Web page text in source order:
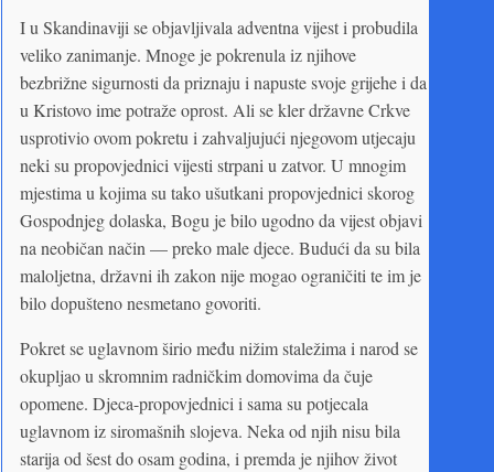
I u Skandinaviji se objavljivala adventna vijest i probudila
veliko zanimanje. Mnoge je pokrenula iz njihove
bezbrižne sigurnosti da priznaju i napuste svoje grijehe i da
u Kristovo ime potraže oprost. Ali se kler državne Crkve
usprotivio ovom pokretu i zahvaljujući njegovom utjecaju
neki su propovjednici vijesti strpani u zatvor. U mnogim
mjestima u kojima su tako ušutkani propovjednici skorog
Gospodnjeg dolaska, Bogu je bilo ugodno da vijest objavi
na neobičan način — preko male djece. Budući da su bila
maloljetna, državni ih zakon nije mogao ograničiti te im je
bilo dopušteno nesmetano govoriti.
Pokret se uglavnom širio među nižim staležima i narod se
okupljao u skromnim radničkim domovima da čuje
opomene. Djeca-propovjednici i sama su potjecala
uglavnom iz siromašnih slojeva. Neka od njih nisu bila
starija od šest do osam godina, i premda je njihov život